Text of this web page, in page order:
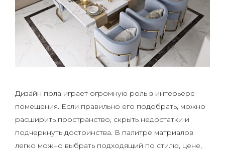
Дизайн пола играет огромную роль в интерьере
помещения. Если правильно его подобрать, можно
расширить пространство, скрыть недостатки и
подчеркнуть достоинства. В палитре матриалов
легко можно выбрать подходящий по стилю, цене,